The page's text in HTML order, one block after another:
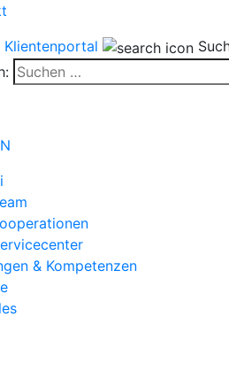
Klientenportal
& Kompetenzen